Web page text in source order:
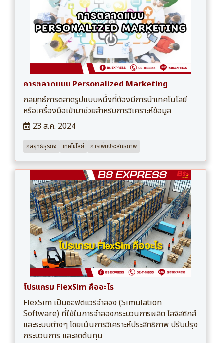
การตลาดแบบ Personalized Marketing
กลยุทธ์การตลาดรูปแบบหนึ่งที่ต้องมีการนำเทคโนโลยี
หรือเครื่องมือเข้ามาช่วยสำหรับการวิเคราะห์ข้อมูล
23 ส.ค. 2024
กลยุทธ์ธุรกิจ เทคโนโลยี การเพิ่มประสิทธิภาพ
โปรแกรม FlexSim คืออะไร
FlexSim เป็นซอฟต์แวร์จำลอง (Simulation
Software) ที่ใช้ในการจำลองกระบวนการผลิต โลจิสติกส์
และระบบต่างๆ โดยเน้นการวิเคราะห์ประสิทธิภาพ ปรับปรุง
กระบวนการ และลดต้นทุน